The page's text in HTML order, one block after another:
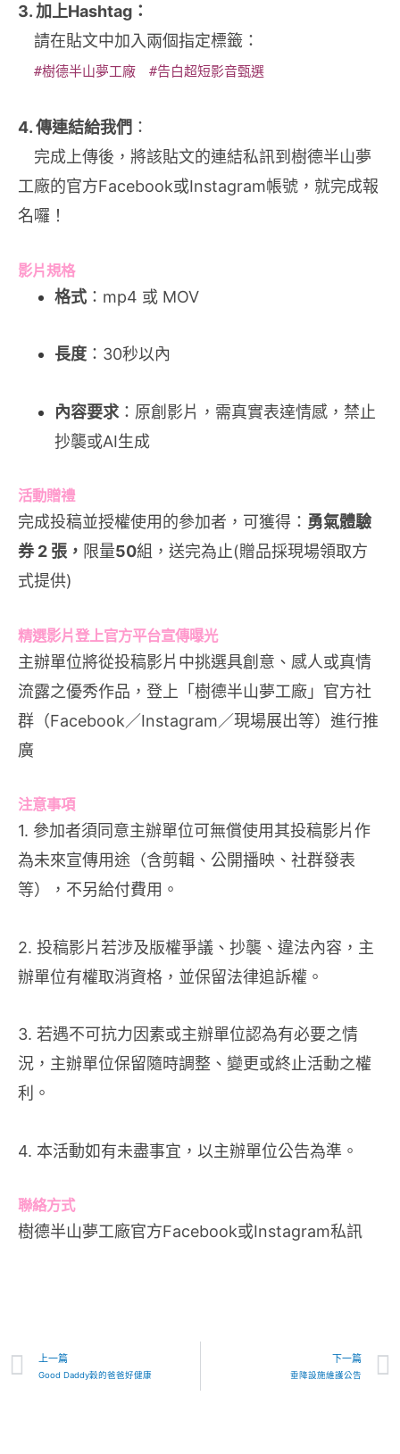
3. 加上Hashtag：
請在貼文中加入兩個指定標籤：
#樹德半山夢工廠 #告白超短影音甄選
4. 傳連結給我們 ：
完成上傳後，將該貼文的連結私訊到樹德半山夢
工廠的官方Facebook或Instagram帳號，就完成報
名囉！
影片規格
格式 ：mp4 或 MOV
長度 ：30秒以內
內容要求：原創影片，需真實表達情感，禁止
抄襲或AI生成
活動贈禮
完成投稿並授權使用的參加者，可獲得： 勇氣體驗
券 2 張， 限量50組，送完為止(贈品採現場領取方
式提供)
精選影片登上官方平台宣傳曝光
主辦單位將從投稿影片中挑選具創意、感人或真情
流露之優秀作品，登上「樹德半山夢工廠」官方社
群（Facebook／Instagram／現場展出等）進行推
廣
注意事項
1. 參加者須同意主辦單位可無償使用其投稿影片作
為未來宣傳用途（含剪輯、公開播映、社群發表
等），不另給付費用。
2. 投稿影片若涉及版權爭議、抄襲、違法內容，主
辦單位有權取消資格，並保留法律追訴權。
3. 若遇不可抗力因素或主辦單位認為有必要之情
況，主辦單位保留隨時調整、變更或終止活動之權
利。
4. 本活動如有未盡事宜，以主辦單位公告為準。
聯絡方式
樹德半山夢工廠官方Facebook或Instagram私訊
上一篇
Good Daddy穀的爸爸好健康
下一篇
垂降設施維護公告